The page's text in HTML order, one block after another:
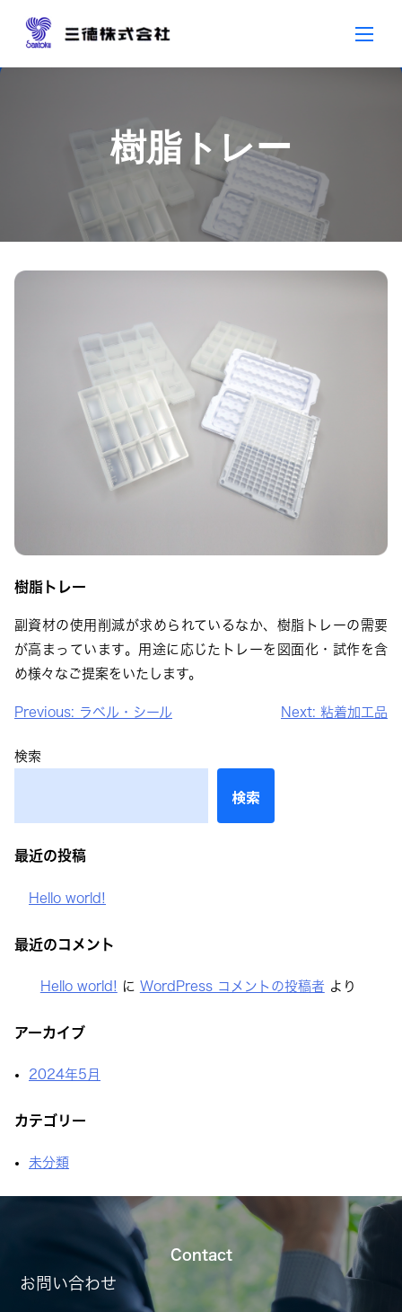
Skip
樹脂トレー
樹脂トレー
副資材の使用削減が求められているなか、樹脂トレーの需要
が高まっています。用途に応じたトレーを図面化・試作を含
め様々なご提案をいたします。
投
ナ
シ
Previous: ラベル・シール Next: 粘着加工品
検索
検索
最近の投稿
Hello world!
最近のコメント
Hello world! に WordPress コメントの投稿者 より
アーカイブ
2024年5月
カテゴリー
未分類
Contact
お問い合わせ